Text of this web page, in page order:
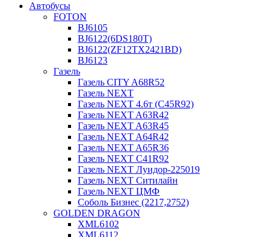
Автобусы
FOTON
BJ6105
BJ6122(6DS180T)
BJ6122(ZF12TX2421BD)
BJ6123
Газель
Газель CITY A68R52
Газель NEXT
Газель NEXT 4.6т (C45R92)
Газель NEXT A63R42
Газель NEXT A63R45
Газель NEXT A64R42
Газель NEXT A65R36
Газель NEXT C41R92
Газель NEXT Луидор-225019
Газель NEXT Ситилайн
Газель NEXT ЦМФ
Соболь Бизнес (2217,2752)
GOLDEN DRAGON
XML6102